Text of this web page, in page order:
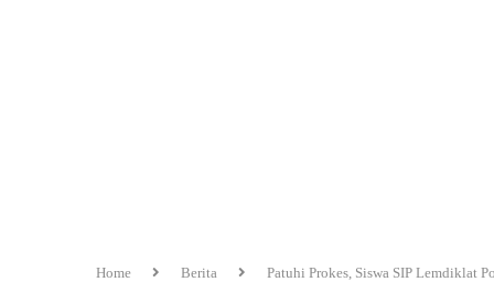
Home Berita Patuhi Prokes, Siswa SIP Lemdiklat